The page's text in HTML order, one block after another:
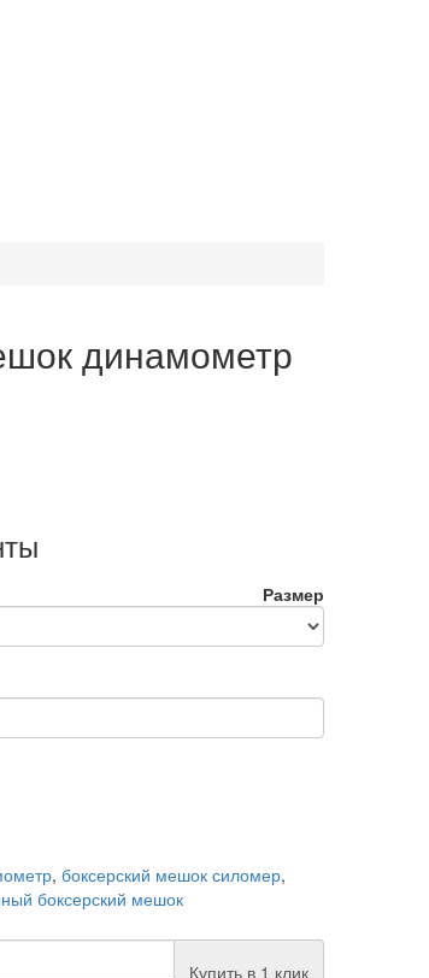
динамометр
Размер
, боксерский мешок силомер,
боксерский мешок
Купить в 1 клик